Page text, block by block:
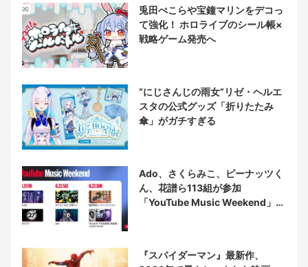
兎田ぺこらや宝鐘マリンをデコっ
て強化！ ホロライブのシール帳×
戦略ゲーム発売へ
“にじさんじの雨女”リゼ・ヘルエ
スタの公式グッズ「折りたたみ
傘」がガチすぎる
Ado、さくらみこ、ピーナッツく
ん、花譜ら113組が参加
「YouTube Music Weekend」開
『スパイダーマン』最新作、